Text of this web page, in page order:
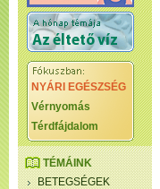
NYÁRI EGÉSZSÉG
Vérnyomás
Térdfájdalom
TÉMÁINK
BETEGSÉGEK